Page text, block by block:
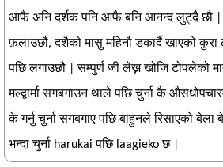
आफै अनि दर्शक पनि आफै बनि आनन्द लुट्दै छौ |
फ़लाउछौ, दशैको मासु महिनौ डकार्दै खाएको
पछि लगाउछौ | सम्पुर्ण जी लेख्न खोजि टोपलेको
मल्द्वार्मा सगबगाउन थाले पछि चुर्ना कै
के गर्नु चुर्ना सगबगाए पछि बाहुनले रिसाएको
भन्दा चुर्ना harukai पछि laagieko छ |